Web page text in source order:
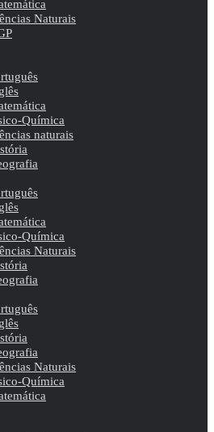
Naturais
Química
naturais
Química
Naturais
Naturais
Química